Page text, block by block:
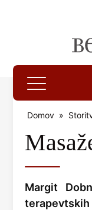
Domov »
Margit
terapevtskih